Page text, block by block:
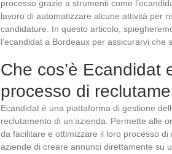
processo grazie a strumenti come
lavoro di automatizzare alcune attività per
candidature. In questo articolo,
l’ecandidat a Bordeaux per assicurarvi
Che cos’è Ecandidat
processo di
Ecandidat è una piattaforma di gestione
reclutamento di un’azienda. Permette alle
da facilitare e ottimizzare il loro processo
aziende di creare annunci direttamente su